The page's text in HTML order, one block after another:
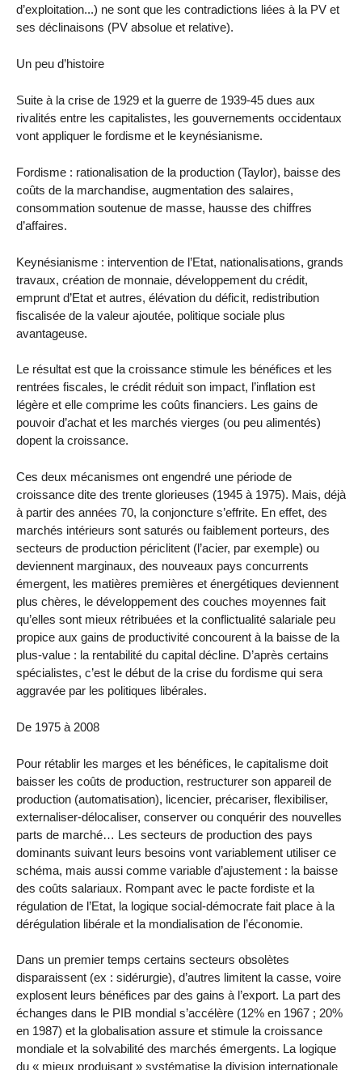
d’exploitation...) ne sont que les contradictions liées à la PV et
ses déclinaisons (PV absolue et relative).
Un peu d’histoire
Suite à la crise de 1929 et la guerre de 1939-45 dues aux
rivalités entre les capitalistes, les gouvernements occidentaux
vont appliquer le fordisme et le keynésianisme.
Fordisme : rationalisation de la production (Taylor), baisse des
coûts de la marchandise, augmentation des salaires,
consommation soutenue de masse, hausse des chiffres
d’affaires.
Keynésianisme : intervention de l’Etat, nationalisations, grands
travaux, création de monnaie, développement du crédit,
emprunt d’Etat et autres, élévation du déficit, redistribution
fiscalisée de la valeur ajoutée, politique sociale plus
avantageuse.
Le résultat est que la croissance stimule les bénéfices et les
rentrées fiscales, le crédit réduit son impact, l’inflation est
légère et elle comprime les coûts financiers. Les gains de
pouvoir d’achat et les marchés vierges (ou peu alimentés)
dopent la croissance.
Ces deux mécanismes ont engendré une période de
croissance dite des trente glorieuses (1945 à 1975). Mais, déjà
à partir des années 70, la conjoncture s’effrite. En effet, des
marchés intérieurs sont saturés ou faiblement porteurs, des
secteurs de production périclitent (l’acier, par exemple) ou
deviennent marginaux, des nouveaux pays concurrents
émergent, les matières premières et énergétiques deviennent
plus chères, le développement des couches moyennes fait
qu’elles sont mieux rétribuées et la conflictualité salariale peu
propice aux gains de productivité concourent à la baisse de la
plus-value : la rentabilité du capital décline. D’après certains
spécialistes, c’est le début de la crise du fordisme qui sera
aggravée par les politiques libérales.
De 1975 à 2008
Pour rétablir les marges et les bénéfices, le capitalisme doit
baisser les coûts de production, restructurer son appareil de
production (automatisation), licencier, précariser, flexibiliser,
externaliser-délocaliser, conserver ou conquérir des nouvelles
parts de marché… Les secteurs de production des pays
dominants suivant leurs besoins vont variablement utiliser ce
schéma, mais aussi comme variable d’ajustement : la baisse
des coûts salariaux. Rompant avec le pacte fordiste et la
régulation de l’Etat, la logique social-démocrate fait place à la
dérégulation libérale et la mondialisation de l’économie.
Dans un premier temps certains secteurs obsolètes
disparaissent (ex : sidérurgie), d’autres limitent la casse, voire
explosent leurs bénéfices par des gains à l’export. La part des
échanges dans le PIB mondial s’accélère (12% en 1967 ; 20%
en 1987) et la globalisation assure et stimule la croissance
mondiale et la solvabilité des marchés émergents. La logique
du « mieux produisant » systématise la division internationale